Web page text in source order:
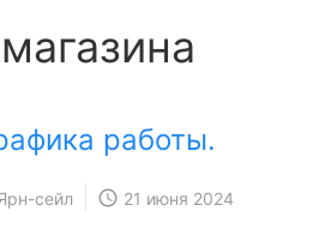
работы.
сейл 21 июня 2024